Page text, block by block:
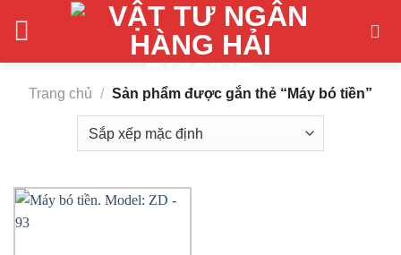
Trang chủ / Sản phẩm được gắn thẻ “Máy bó tiền”